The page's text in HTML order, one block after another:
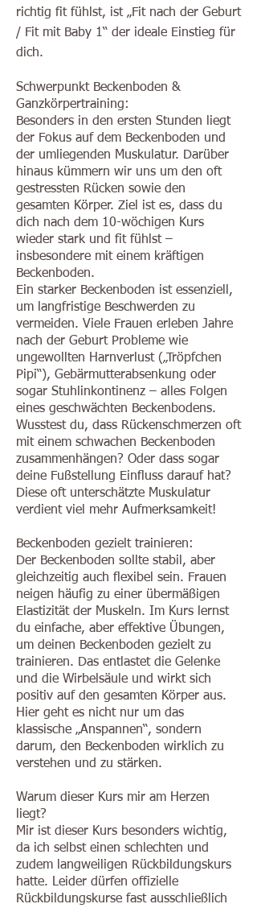
richtig fit fühlst, ist „Fit nach der Geburt
/ Fit mit Baby 1“ der ideale Einstieg für
dich.
Schwerpunkt Beckenboden &
Ganzkörpertraining:
Besonders in den ersten Stunden liegt
der Fokus auf dem Beckenboden und
der umliegenden Muskulatur. Darüber
hinaus kümmern wir uns um den oft
gestressten Rücken sowie den
gesamten Körper. Ziel ist es, dass du
dich nach dem 10-wöchigen Kurs
wieder stark und fit fühlst –
insbesondere mit einem kräftigen
Beckenboden.
Ein starker Beckenboden ist essenziell,
um langfristige Beschwerden zu
vermeiden. Viele Frauen erleben Jahre
nach der Geburt Probleme wie
ungewollten Harnverlust („Tröpfchen
Pipi“), Gebärmutterabsenkung oder
sogar Stuhlinkontinenz – alles Folgen
eines geschwächten Beckenbodens.
Wusstest du, dass Rückenschmerzen oft
mit einem schwachen Beckenboden
zusammenhängen? Oder dass sogar
deine Fußstellung Einfluss darauf hat?
Diese oft unterschätzte Muskulatur
verdient viel mehr Aufmerksamkeit!
Beckenboden gezielt trainieren:
Der Beckenboden sollte stabil, aber
gleichzeitig auch flexibel sein. Frauen
neigen häufig zu einer übermäßigen
Elastizität der Muskeln. Im Kurs lernst
du einfache, aber effektive Übungen,
um deinen Beckenboden gezielt zu
trainieren. Das entlastet die Gelenke
und die Wirbelsäule und wirkt sich
positiv auf den gesamten Körper aus.
Hier geht es nicht nur um das
klassische „Anspannen“, sondern
darum, den Beckenboden wirklich zu
verstehen und zu stärken.
Warum dieser Kurs mir am Herzen
liegt?
Mir ist dieser Kurs besonders wichtig,
da ich selbst einen schlechten und
zudem langweiligen Rückbildungskurs
hatte. Leider dürfen offizielle
Rückbildungskurse fast ausschließlich